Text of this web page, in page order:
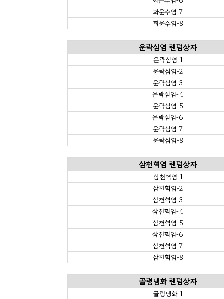
화운수염-7
화운수염-8
운락심염 랜덤상자
운락심염-1
운락심염-2
운락심염-3
운락심염-4
운락심염-5
운락심염-6
운락심염-7
운락심염-8
삼천혁염 랜덤상자
삼천혁염-1
삼천혁염-2
삼천혁염-3
삼천혁염-4
삼천혁염-5
삼천혁염-6
삼천혁염-7
삼천혁염-8
골령냉화 랜덤상자
골령냉화-1